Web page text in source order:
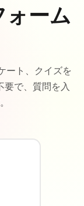
ーム
ート、クイズを
要で、質問を入